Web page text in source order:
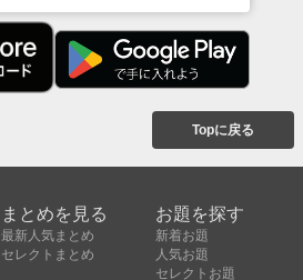
Topに戻る
まとめを見る
最新人気まとめ
セレクトまとめ
お題を探す
新着お題
人気お題
セレクトお題